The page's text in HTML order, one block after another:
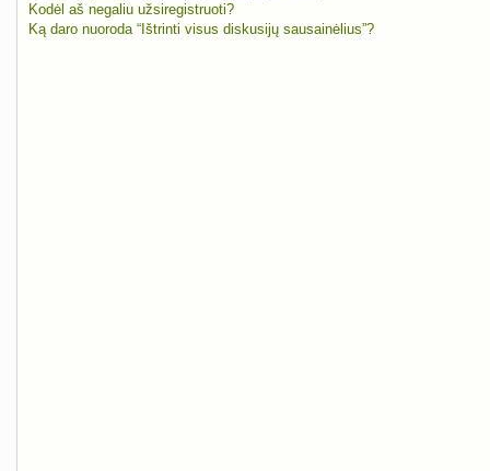
Kodėl aš negaliu užsiregistruoti?
Ką daro nuoroda “Ištrinti visus diskusijų sausainėlius”?